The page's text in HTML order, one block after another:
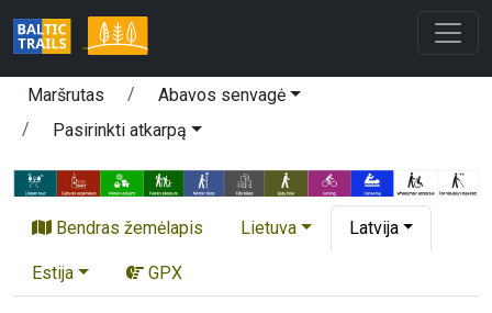
Maršrutas
Abavos senvagė
Pasirinkti atkarpą
Bendras žemėlapis Lietuva Latvija
Estija GPX